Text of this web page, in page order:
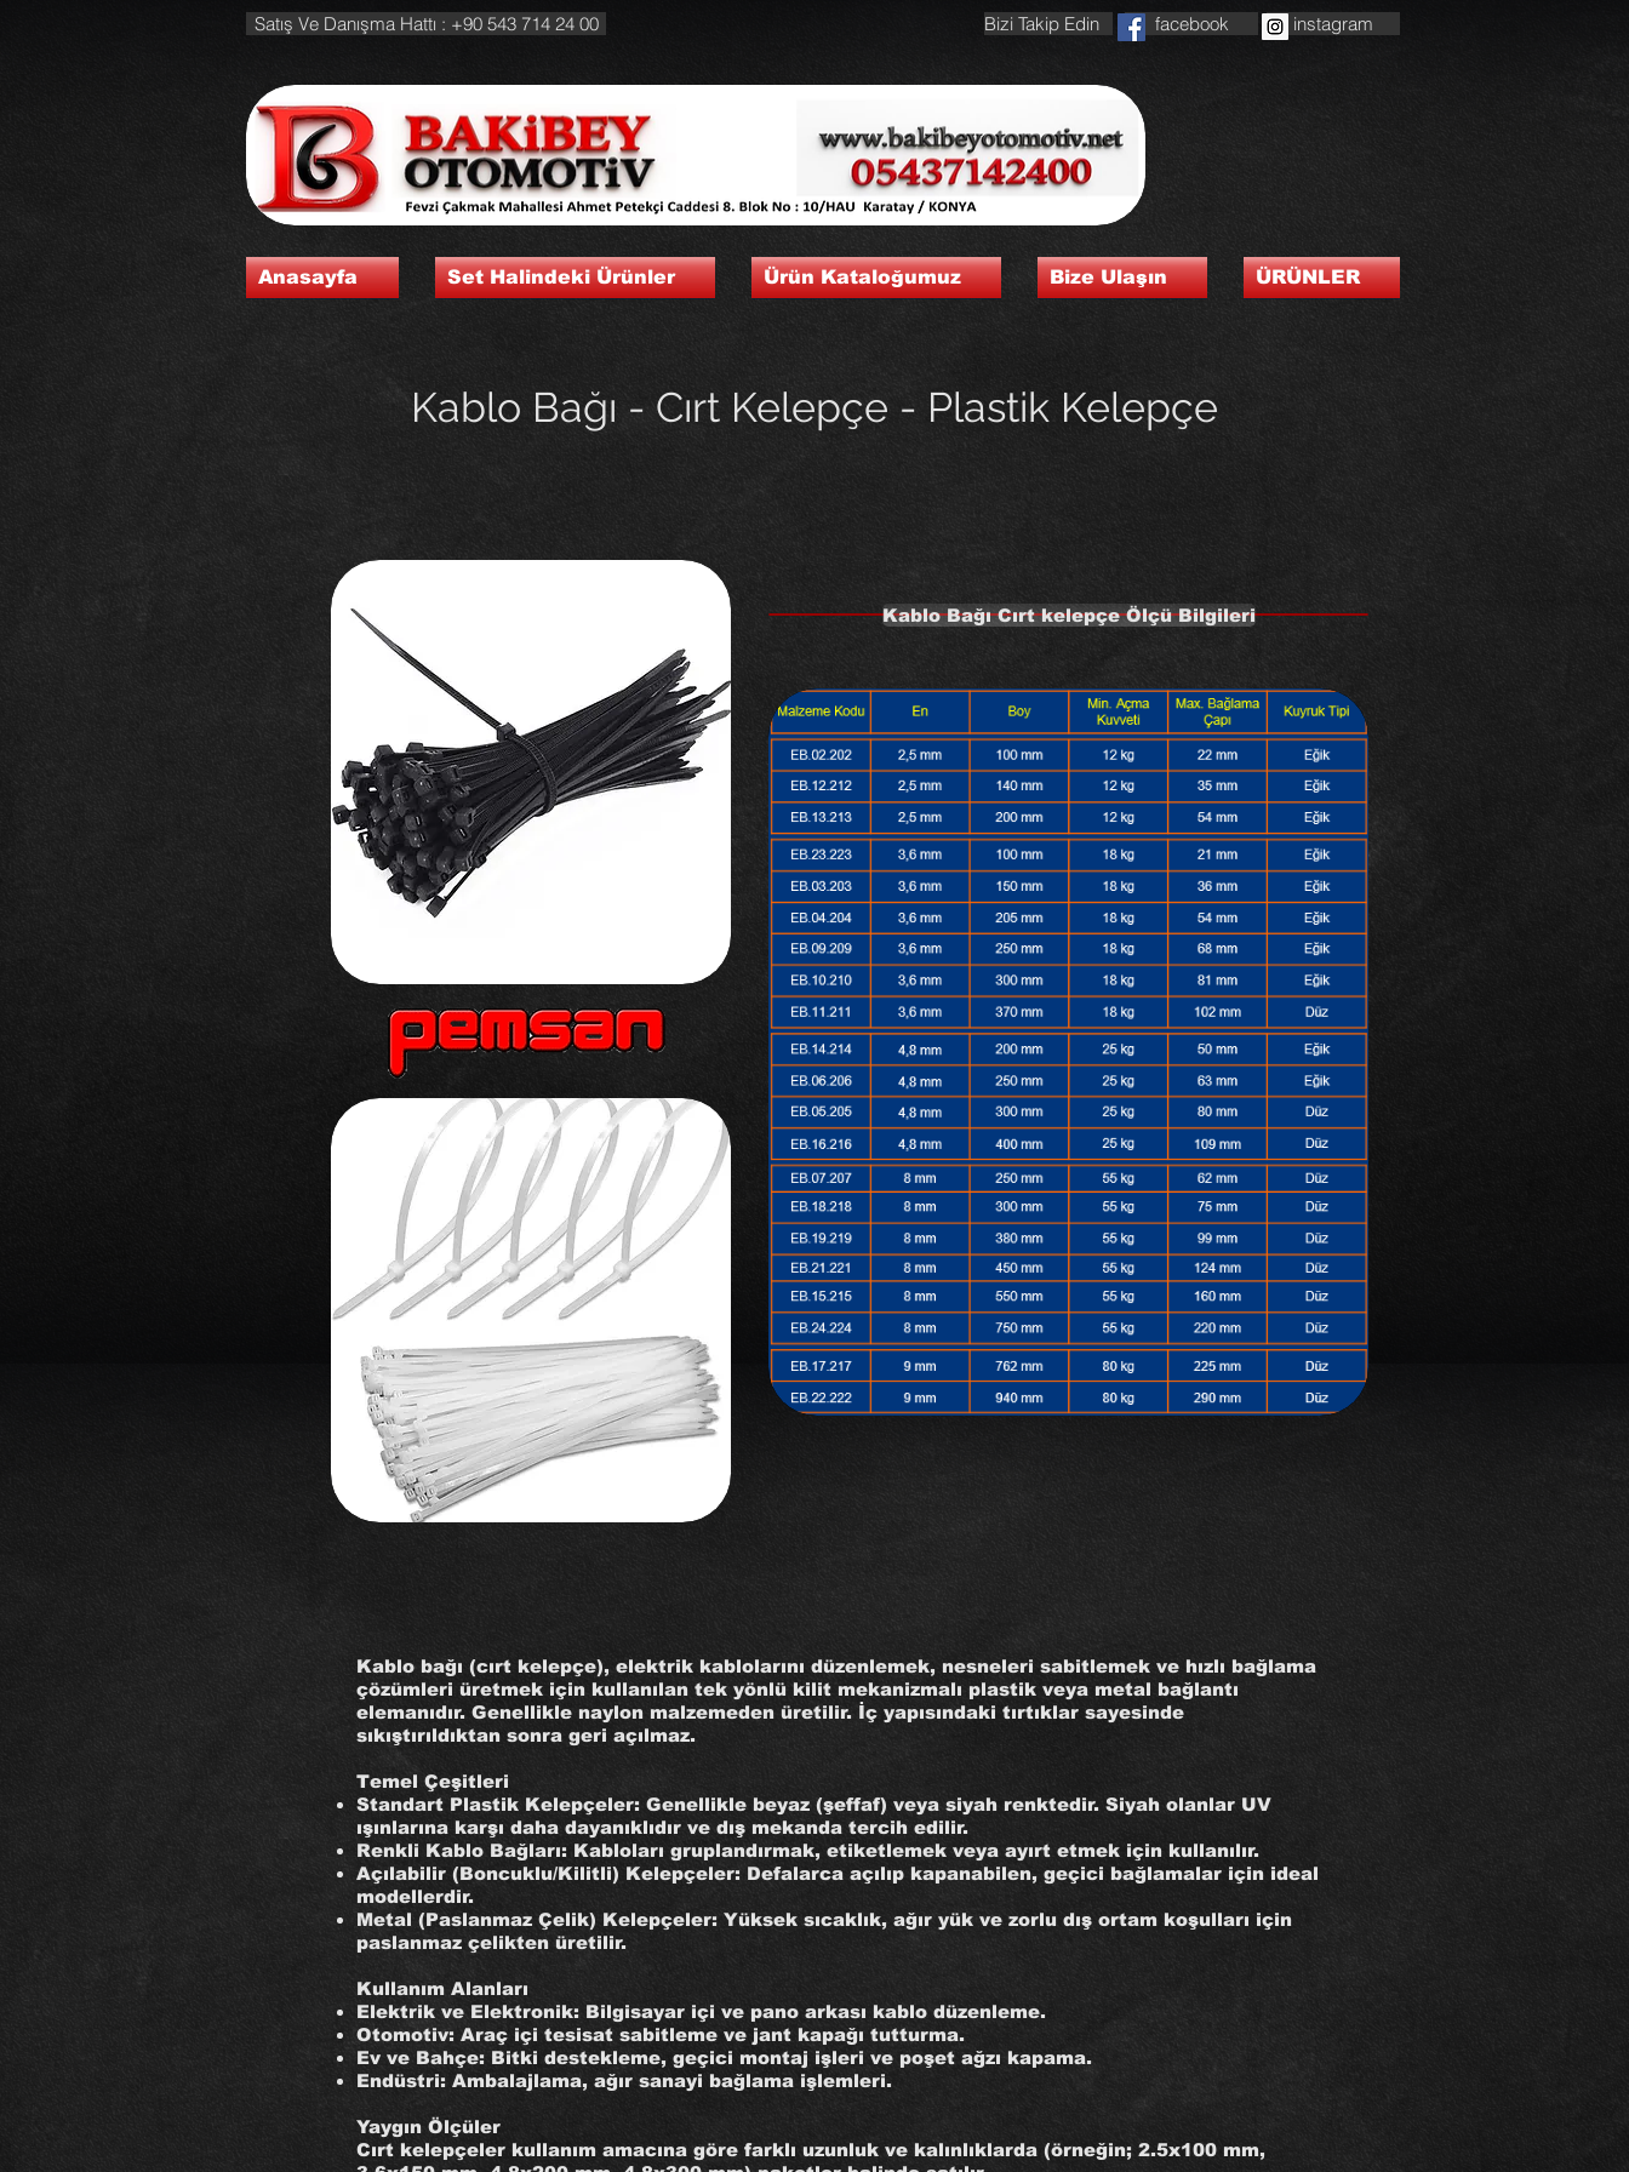
Satış Ve Danışma Hattı : +90 543 714 24 00 Bizi Takip Edin facebook instagram
Anasayfa Set Halindeki Ürünler Ürün Kataloğumuz Bize Ulaşın ÜRÜNLER
Kablo Bağı - Cırt Kelepçe - Plastik Kelepçe
Kablo Bağı Cırt kelepçe Ölçü Bilgileri
Kablo bağı (cırt kelepçe), elektrik kablolarını düzenlemek, nesneleri sabitlemek ve hızlı bağlama
çözümleri üretmek için kullanılan tek yönlü kilit mekanizmalı plastik veya metal bağlantı
elemanıdır. Genellikle naylon malzemeden üretilir. İç yapısındaki tırtıklar sayesinde
sıkıştırıldıktan sonra geri açılmaz.
Temel Çeşitleri
Standart Plastik Kelepçeler: Genellikle beyaz (şeffaf) veya siyah renktedir. Siyah olanlar UV
ışınlarına karşı daha dayanıklıdır ve dış mekanda tercih edilir.
Renkli Kablo Bağları: Kabloları gruplandırmak, etiketlemek veya ayırt etmek için kullanılır.
Açılabilir (Boncuklu/Kilitli) Kelepçeler: Defalarca açılıp kapanabilen, geçici bağlamalar için ideal
modellerdir.
Metal (Paslanmaz Çelik) Kelepçeler: Yüksek sıcaklık, ağır yük ve zorlu dış ortam koşulları için
paslanmaz çelikten üretilir.
Kullanım Alanları
Elektrik ve Elektronik: Bilgisayar içi ve pano arkası kablo düzenleme.
Otomotiv: Araç içi tesisat sabitleme ve jant kapağı tutturma.
Ev ve Bahçe: Bitki destekleme, geçici montaj işleri ve poşet ağzı kapama.
Endüstri: Ambalajlama, ağır sanayi bağlama işlemleri.
Yaygın Ölçüler
Cırt kelepçeler kullanım amacına göre farklı uzunluk ve kalınlıklarda (örneğin; 2.5x100 mm,